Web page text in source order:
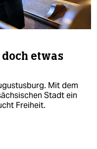
etwas
Mit dem
Stadt ein
Freiheit.